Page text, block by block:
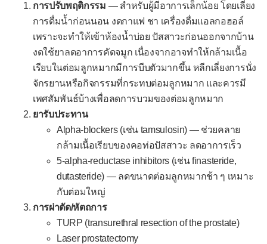
การปรับพฤติกรรม — สำหรับผู้มีอาการเล็กน้อย โดยเลี่ยง
การดื่มน้ำก่อนนอน งดกาแฟ ชา เครื่องดื่มแอลกอฮอล์
เพราะจะทำให้เข้าห้องน้ำบ่อย ปัสสาวะก่อนออกจากบ้าน
งดใช้ยาลดอาการคัดจมูก เนื่องจากอาจทำให้กล้ามเนื้อ
เรียบในต่อมลูกหมากมีการบีบตัวมากขึ้น หลีกเลี่ยงการนั่ง
จักรยานหรือกิจกรรมที่กระทบต่อมลูกหมาก และควรมี
เพศสัมพันธ์บ้างเพื่อลดการบวมของต่อมลูกหมาก
ยารับประทาน
Alpha-blockers (เช่น tamsulosin) — ช่วยคลาย
กล้ามเนื้อเรียบของคอท่อปัสสาวะ ลดอาการเร็ว
5-alpha-reductase inhibitors (เช่น finasteride,
dutasteride) — ลดขนาดต่อมลูกหมากช้า ๆ เหมาะ
กับต่อมใหญ่
การผ่าตัด/หัตถการ
TURP (transurethral resection of the prostate)
Laser prostatectomy